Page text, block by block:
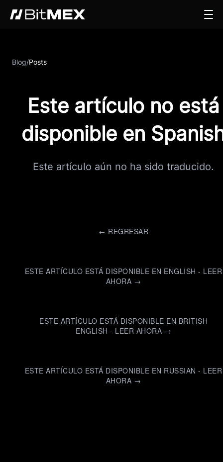
Blog/Posts
Este artículo no está
disponible en
Este artículo aún no ha sido traducido.
← REGRESAR
ESTE ARTÍCULO ESTÁ DISPONIBLE EN ENGLISH - LEER
AHORA →
ESTE ARTÍCULO ESTÁ DISPONIBLE EN BRITISH
ENGLISH - LEER AHORA →
ESTE ARTÍCULO ESTÁ DISPONIBLE EN RUSSIAN - LEER
AHORA →